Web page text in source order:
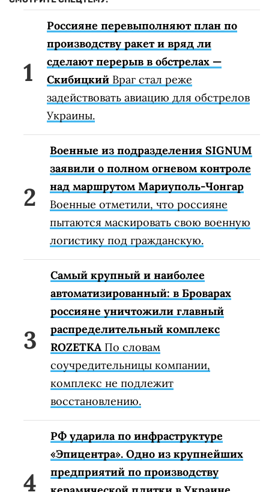
Россияне перевыполняют план по
производству ракет и вряд ли
сделают перерыв в обстрелах —
Скибицкий Враг стал реже
задействовать авиацию для обстрелов
Украины.
Военные из подразделения SIGNUM
заявили о полном огневом контроле
над маршрутом Мариуполь-Чонгар
Военные отметили, что россияне
пытаются маскировать свою военную
логистику под гражданскую.
Самый крупный и наиболее
автоматизированный: в Броварах
россияне уничтожили главный
распределительный комплекс
ROZETKA По словам
соучредительницы компании,
комплекс не подлежит
восстановлению.
РФ ударила по инфраструктуре
«Эпицентра». Одно из крупнейших
предприятий по производству